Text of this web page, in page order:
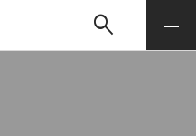
Söksearch Meny